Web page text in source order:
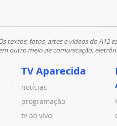
textos, fotos, artes e vídeos do A12
outro meio de comunicação,
TV Aparecida
notícias
programação
tv ao vivo